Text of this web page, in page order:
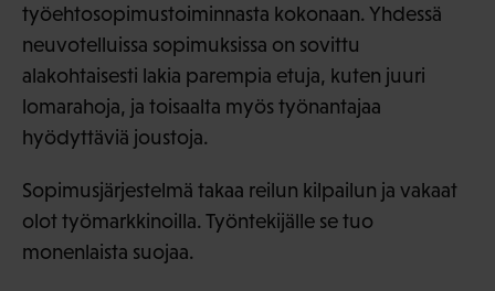
työehtosopimustoiminnasta kokonaan. Yhdessä
neuvotelluissa sopimuksissa on sovittu
alakohtaisesti lakia parempia etuja, kuten juuri
lomarahoja, ja toisaalta myös työnantajaa
hyödyttäviä joustoja.
Sopimusjärjestelmä takaa reilun kilpailun ja vakaat
olot työmarkkinoilla. Työntekijälle se tuo
monenlaista suojaa.